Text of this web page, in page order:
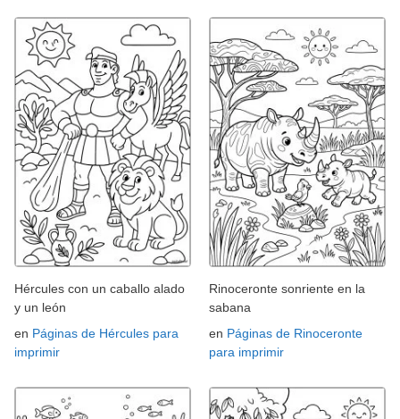
Hércules con un caballo alado
y un león
en Páginas de Hércules para
imprimir
Rinoceronte sonriente en la
sabana
en Páginas de Rinoceronte
para imprimir